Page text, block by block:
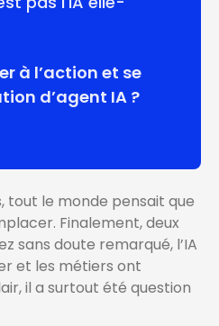
à l’action et se
d’agent IA ?
tout le monde pensait que
Finalement, deux
sans doute remarqué, l’IA
et les métiers ont
il a surtout été question